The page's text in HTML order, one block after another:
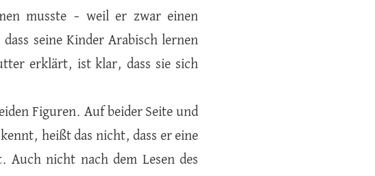
musste – weil er zwar einen
seine Kinder Arabisch lernen
erklärt, ist klar, dass sie sich
Figuren. Auf beider Seite und
heißt das nicht, dass er eine
Auch nicht nach dem Lesen des